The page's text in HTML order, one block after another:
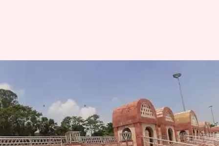
बिहार: गोपालगंज की यात्रा के दौरान
इन 5 गतिविधियों का जरूर लें मजा
लेखन अंजली Jan 21, 2025 12:03 am
क्या है खबर?